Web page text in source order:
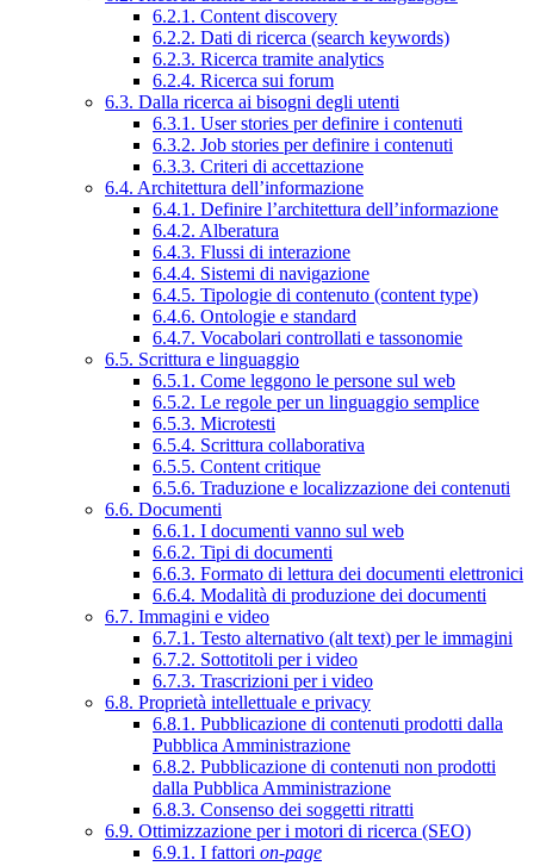
6.2.1. Content discovery
6.2.2. Dati di ricerca (search keywords)
6.2.3. Ricerca tramite analytics
6.2.4. Ricerca sui forum
6.3. Dalla ricerca ai bisogni degli utenti
6.3.1. User stories per definire i contenuti
6.3.2. Job stories per definire i contenuti
6.3.3. Criteri di accettazione
6.4. Architettura dell’informazione
6.4.1. Definire l’architettura dell’informazione
6.4.2. Alberatura
6.4.3. Flussi di interazione
6.4.4. Sistemi di navigazione
6.4.5. Tipologie di contenuto (content type)
6.4.6. Ontologie e standard
6.4.7. Vocabolari controllati e tassonomie
6.5. Scrittura e linguaggio
6.5.1. Come leggono le persone sul web
6.5.2. Le regole per un linguaggio semplice
6.5.3. Microtesti
6.5.4. Scrittura collaborativa
6.5.5. Content critique
6.5.6. Traduzione e localizzazione dei contenuti
6.6. Documenti
6.6.1. I documenti vanno sul web
6.6.2. Tipi di documenti
6.6.3. Formato di lettura dei documenti elettronici
6.6.4. Modalità di produzione dei documenti
6.7. Immagini e video
6.7.1. Testo alternativo (alt text) per le immagini
6.7.2. Sottotitoli per i video
6.7.3. Trascrizioni per i video
6.8. Proprietà intellettuale e privacy
6.8.1. Pubblicazione di contenuti prodotti dalla
Pubblica Amministrazione
6.8.2. Pubblicazione di contenuti non prodotti
dalla Pubblica Amministrazione
6.8.3. Consenso dei soggetti ritratti
6.9. Ottimizzazione per i motori di ricerca (SEO)
6.9.1. I fattori on-page